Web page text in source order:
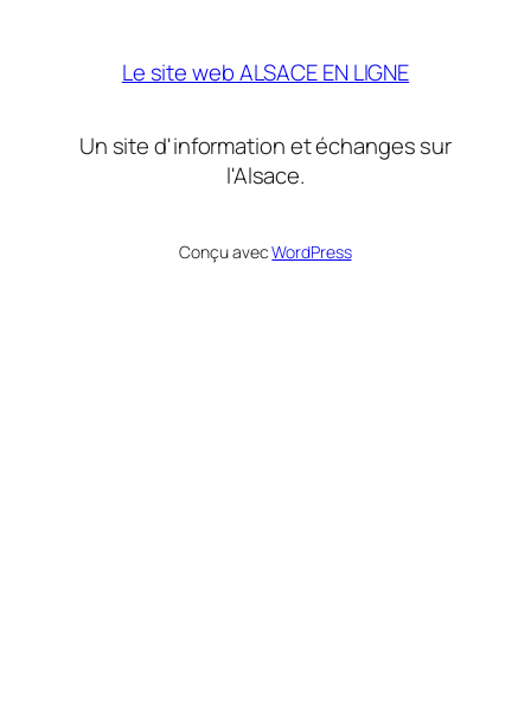
Le site web ALSACE EN LIGNE
Un site d'information et échanges sur
l'Alsace.
Conçu avecWordPress